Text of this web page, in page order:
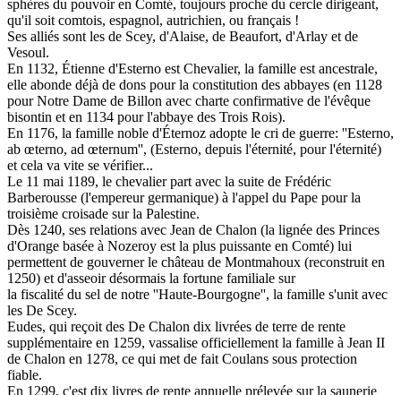
sphères du pouvoir en Comté, toujours proche du cercle dirigeant,
qu'il soit comtois, espagnol, autrichien, ou français !
Ses alliés sont les de Scey, d'Alaise, de Beaufort, d'Arlay et de
Vesoul.
En 1132, Étienne d'Esterno est Chevalier, la famille est ancestrale,
elle abonde déjà de dons pour la constitution des abbayes (en 1128
pour Notre Dame de Billon avec charte confirmative de l'évêque
bisontin et en 1134 pour l'abbaye des Trois Rois).
En 1176, la famille noble d'Éternoz adopte le cri de guerre: ''Esterno,
ab œterno, ad œternum'', (Esterno, depuis l'éternité, pour l'éternité)
et cela va vite se vérifier...
Le 11 mai 1189, le chevalier part avec la suite de Frédéric
Barberousse (l'empereur germanique) à l'appel du Pape pour la
troisième croisade sur la Palestine.
Dès 1240, ses relations avec Jean de Chalon (la lignée des Princes
d'Orange basée à Nozeroy est la plus puissante en Comté) lui
permettent de gouverner le château de Montmahoux (reconstruit en
1250) et d'asseoir désormais la fortune familiale sur
la fiscalité du sel de notre ''Haute-Bourgogne'', la famille s'unit avec
les De Scey.
Eudes, qui reçoit des De Chalon dix livrées de terre de rente
supplémentaire en 1259, vassalise officiellement la famille à Jean II
de Chalon en 1278, ce qui met de fait Coulans sous protection
fiable.
En 1299, c'est dix livres de rente annuelle prélevée sur la saunerie